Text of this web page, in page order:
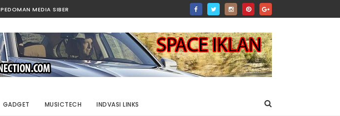
PEDOMAN MEDIA SIBER
GADGET MUSICTECH INDVASI LINKS